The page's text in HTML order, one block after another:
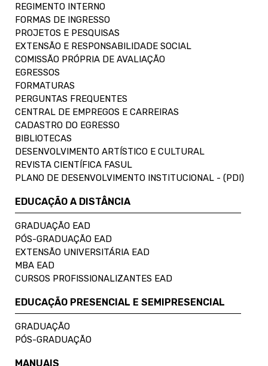
REGIMENTO INTERNO
FORMAS DE INGRESSO
PROJETOS E PESQUISAS
EXTENSÃO E RESPONSABILIDADE SOCIAL
COMISSÃO PRÓPRIA DE AVALIAÇÃO
EGRESSOS
FORMATURAS
PERGUNTAS FREQUENTES
CENTRAL DE EMPREGOS E CARREIRAS
CADASTRO DO EGRESSO
BIBLIOTECAS
DESENVOLVIMENTO ARTÍSTICO E CULTURAL
REVISTA CIENTÍFICA FASUL
PLANO DE DESENVOLVIMENTO INSTITUCIONAL - (PDI)
EDUCAÇÃO A DISTÂNCIA
GRADUAÇÃO EAD
PÓS-GRADUAÇÃO EAD
EXTENSÃO UNIVERSITÁRIA EAD
MBA EAD
CURSOS PROFISSIONALIZANTES EAD
EDUCAÇÃO PRESENCIAL E SEMIPRESENCIAL
GRADUAÇÃO
PÓS-GRADUAÇÃO
MANUAIS